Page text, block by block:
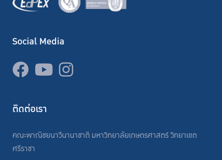
Social Media
ติดต่อเรา
คณะพาณิชยนาวีนานาชาติ มหาวิทยาลัยเกษตรศาสตร์ วิทยาเขต
ศรีราชา